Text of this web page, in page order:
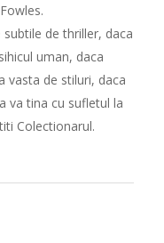
de thriller, daca
uman, daca
vasta de stiluri, daca
va tina cu sufletul la
Colectionarul.